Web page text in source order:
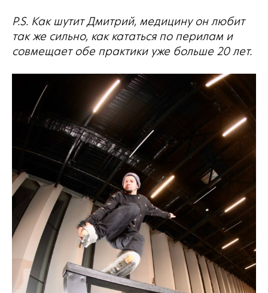
P.S. Как шутит Дмитрий, медицину он любит
так же сильно, как кататься по перилам и
совмещает обе практики уже больше 20 лет.